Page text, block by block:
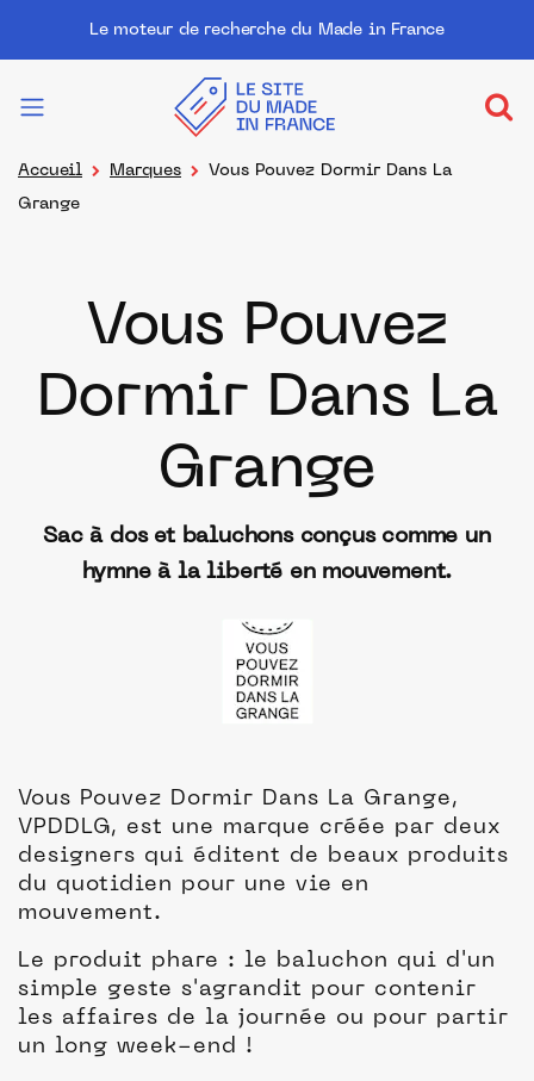
Le moteur de recherche du Made in France
Accueil Marques Vous Pouvez Dormir Dans La
Grange
Vous Pouvez
Dormir Dans La
Grange
Sac à dos et baluchons conçus comme un
hymne à la liberté en mouvement.
Vous Pouvez Dormir Dans La Grange,
VPDDLG, est une marque créée par deux
designers qui éditent de beaux produits
du quotidien pour une vie en
mouvement.
Le produit phare : le baluchon qui d'un
simple geste s'agrandit pour contenir
les affaires de la journée ou pour partir
un long week-end !